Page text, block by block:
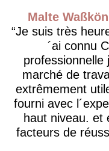
Malte
Je suis très
´ai connu
professionnelle
marché de
extrêmement
fourni avec
haut niveau. et
facteurs de